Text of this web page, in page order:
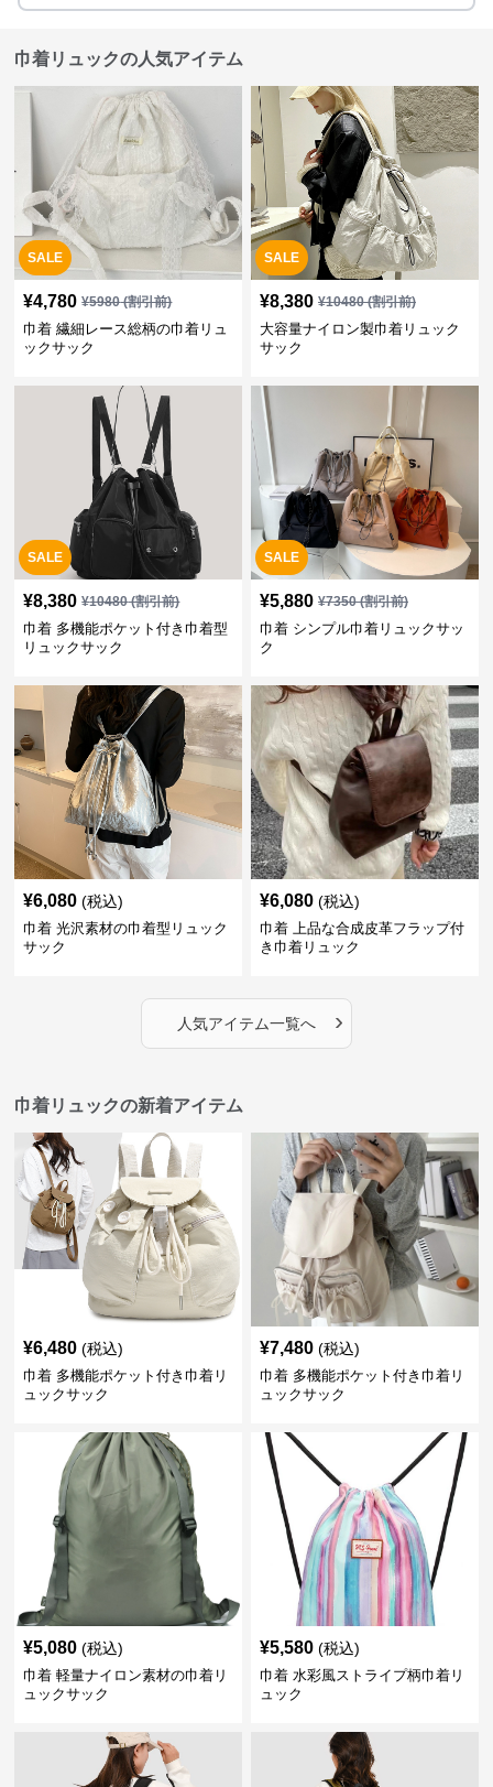
巾着リュックの人気アイテム
SALE
¥4,780 ¥5980(割引前)
巾着 繊細レース総柄の巾着リュ
ックサック
SALE
¥8,380 ¥10480(割引前)
大容量ナイロン製巾着リュック
サック
SALE
¥8,380 ¥10480(割引前)
巾着 多機能ポケット付き巾着型
リュックサック
SALE
¥5,880 ¥7350(割引前)
巾着 シンプル巾着リュックサッ
ク
¥6,080 (税込)
巾着 光沢素材の巾着型リュック
サック
¥6,080 (税込)
巾着 上品な合成皮革フラップ付
き巾着リュック
人気アイテム一覧へ ›
巾着リュックの新着アイテム
¥6,480 (税込)
巾着 多機能ポケット付き巾着リ
ュックサック
¥7,480 (税込)
巾着 多機能ポケット付き巾着リ
ュックサック
¥5,080 (税込)
巾着 軽量ナイロン素材の巾着リ
ュックサック
¥5,580 (税込)
巾着 水彩風ストライプ柄巾着リ
ュック